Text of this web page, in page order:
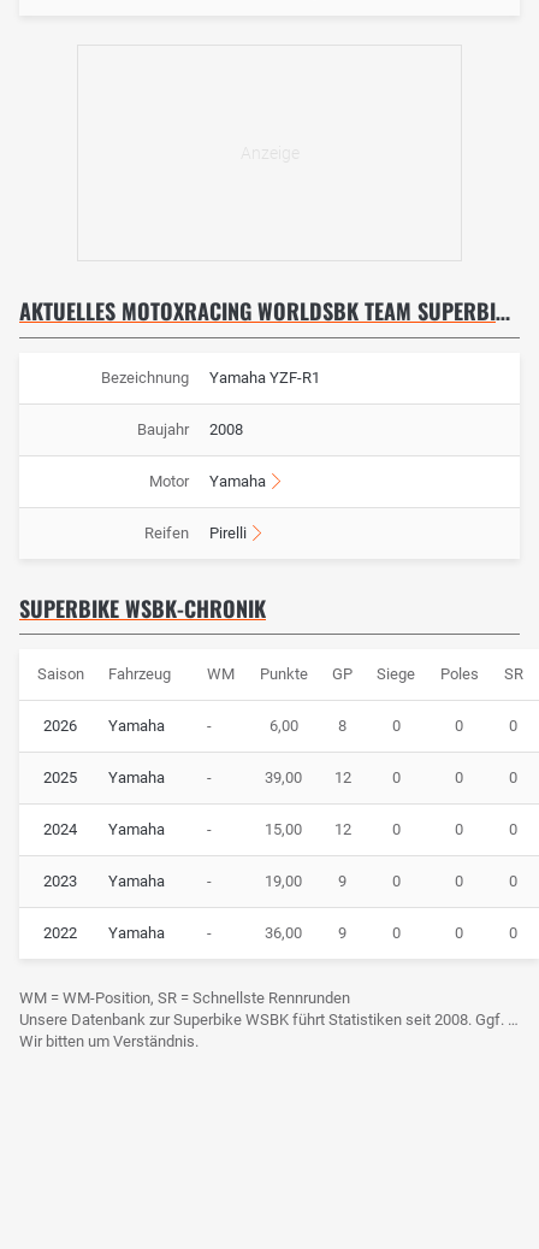
AKTUELLES MOTOXRACING WORLDSBK TEAM SUPERBIKE WSBK MOTORRAD: YAMAHA YZF-R1
Bezeichnung Yamaha YZF-R1
Baujahr 2008
Motor Yamaha
Reifen Pirelli
SUPERBIKE WSBK-CHRONIK
Saison Fahrzeug WM Punkte GP Siege Poles SR
2026 Yamaha - 6,00 8 0 0 0
2025 Yamaha - 39,00 12 0 0 0
2024 Yamaha - 15,00 12 0 0 0
2023 Yamaha - 19,00 9 0 0 0
2022 Yamaha - 36,00 9 0 0 0
WM = WM-Position, SR = Schnellste Rennrunden
Unsere Datenbank zur Superbike WSBK führt Statistiken seit 2008. Ggf. frühere Daten sind derzeit noch nicht berücksichtigt.
Wir bitten um Verständnis.